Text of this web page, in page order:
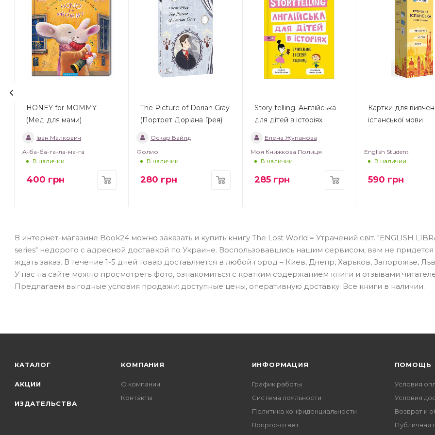
HONEY for MOMMY
(Мед для мами)
Іван Малкович
А-ба-ба-га-ла-ма-га
В наличии
400 грн
The Picture of Dorian Gray
(Портрет Доріана Грея)
Оскар Вайлд
Фолио
В наличии
280 грн
Story telling. Англійська
для дітей в історіях
Елена Жупанова
Моя Книжкова Полиця
В наличии
285грн
Картки для
іспанської мови
English Student
В наличии
590 грн
В интернет-магазине Book24 можно заказать и купить книгу The Lost World = Утрачений світ. "ENGLISH
series" недорого с адресной доставкой по Украине. Воспользовавшись нашим сервисом, вам не придется
ждать заказ. В течение 1-5 дней товар доставляется в любой город – Киев, Днепр, Харьков, Запорожье,
У нас на сайте можно просмотреть фото, ознакомиться с кратким содержанием книги и отзывами
Предлагаем выгодные условия продажи: доступные цены, оперативную доставку. Все книги в наличии.
КАТАЛОГ
АКЦИИ
ИЗДАТЕЛЬСТВА
КОМПАНИЯ
О компании
Контакты
ИНФОРМАЦИЯ
График работы
Система лояльности
Политика конфиденциальности
Вопрос-ответ
ПОМОЩЬ
Условия
Условия
Возврат и
Публичная